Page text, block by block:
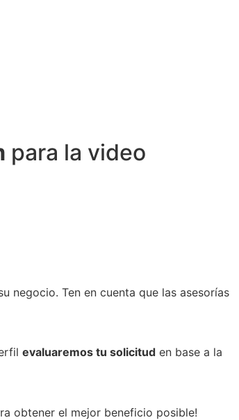
para la video
negocio. Ten en cuenta que las asesorías
evaluaremos tu solicitud en base a la
obtener el mejor beneficio posible!